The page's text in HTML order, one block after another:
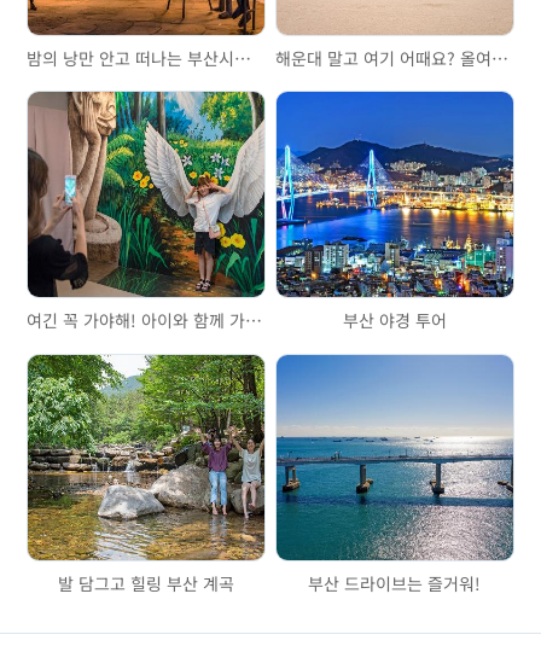
밤의 낭만 안고 떠나는 부산시티투어버스 야경투어 브릿지 드라이브 해운대 말고 여기 어때요? 올여름 가볼 만한 부산 해수욕장 3곳
여긴 꼭 가야해! 아이와 함께 가기 좋은 곳 부산 야경 투어
발 담그고 힐링 부산 계곡 부산 드라이브는 즐거워!